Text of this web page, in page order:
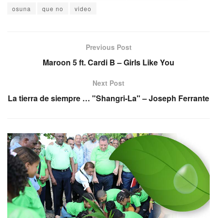
osuna
que no video
Previous Post
Maroon 5 ft. Cardi B – Girls Like You
Next Post
La tierra de siempre … "Shangri-La" – Joseph Ferrante